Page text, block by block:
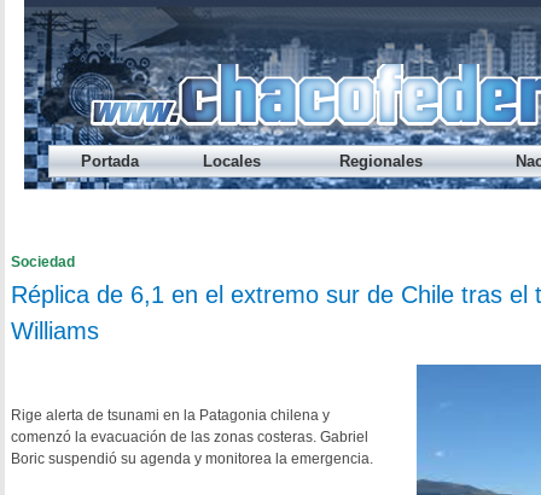
Portada Locales Regionales
Sociedad
Réplica de 6,1 en el extremo sur de Chile tras
Williams
Rige alerta de tsunami en la Patagonia chilena y
comenzó la evacuación de las zonas costeras. Gabriel
Boric suspendió su agenda y monitorea la emergencia.